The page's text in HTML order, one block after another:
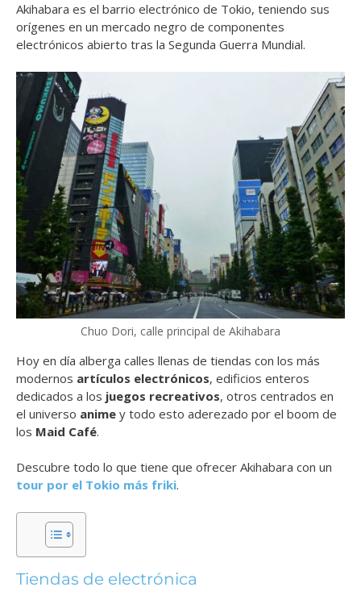
Akihabara es el barrio electrónico de Tokio, teniendo sus
orígenes en un mercado negro de componentes
electrónicos abierto tras la Segunda Guerra Mundial.
Chuo Dori, calle principal de Akihabara
Hoy en día alberga calles llenas de tiendas con los más
modernos artículos electrónicos, edificios enteros
dedicados a los juegos recreativos, otros centrados en
el universo anime y todo esto aderezado por el boom de
los Maid Café.
Descubre todo lo que tiene que ofrecer Akihabara con un
tour por el Tokio más friki.
Tiendas de electrónica